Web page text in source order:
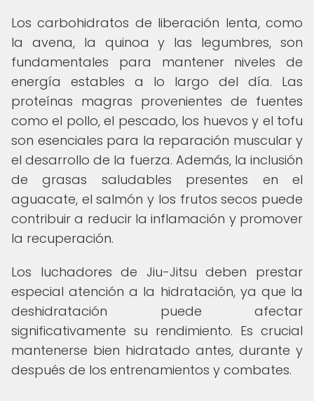
Los carbohidratos de liberación lenta, como
la avena, la quinoa y las legumbres, son
fundamentales para mantener niveles de
energía estables a lo largo del día. Las
proteínas magras provenientes de fuentes
como el pollo, el pescado, los huevos y el tofu
son esenciales para la reparación muscular y
el desarrollo de la fuerza. Además, la inclusión
de grasas saludables presentes en el
aguacate, el salmón y los frutos secos puede
contribuir a reducir la inflamación y promover
la recuperación.
Los luchadores de Jiu-Jitsu deben prestar
especial atención a la hidratación, ya que la
deshidratación puede afectar
significativamente su rendimiento. Es crucial
mantenerse bien hidratado antes, durante y
después de los entrenamientos y combates.